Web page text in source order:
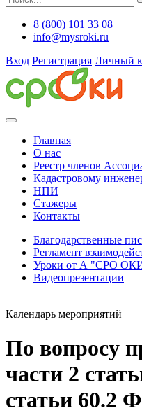
8 (800) 101 33 08
info@mysroki.ru
Вход Регистрация Личный
Главная
О нас
Реестр членов
Кадастровому
НПИ
Стажеры
Контакты
Благодарственные
Регламент
Уроки от А "СРО
Видеопрезентации
Календарь мероприятий
По вопросу
части 2
статьи 60.2